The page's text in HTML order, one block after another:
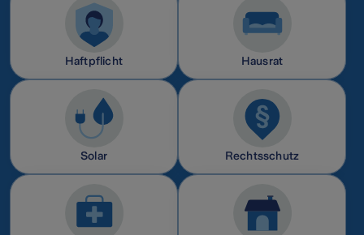
Haftpflicht Hausrat
Solar Rechtsschutz